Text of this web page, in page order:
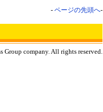
- ページの先頭へ-
Group company. All rights reserved.